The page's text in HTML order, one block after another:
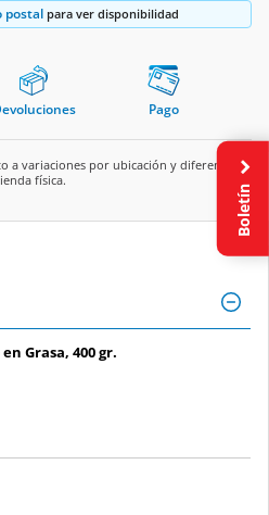
postal para ver disponibilidad
Pago
a variaciones por ubicación y diferente
física.
Grasa, 400 gr.
Boletín